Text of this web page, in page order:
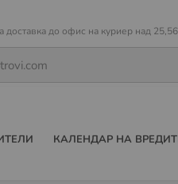
доставка до офис на куриер над
КАЛЕНДАР НА